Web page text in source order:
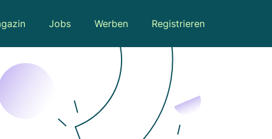
Jobs Werben Registrieren